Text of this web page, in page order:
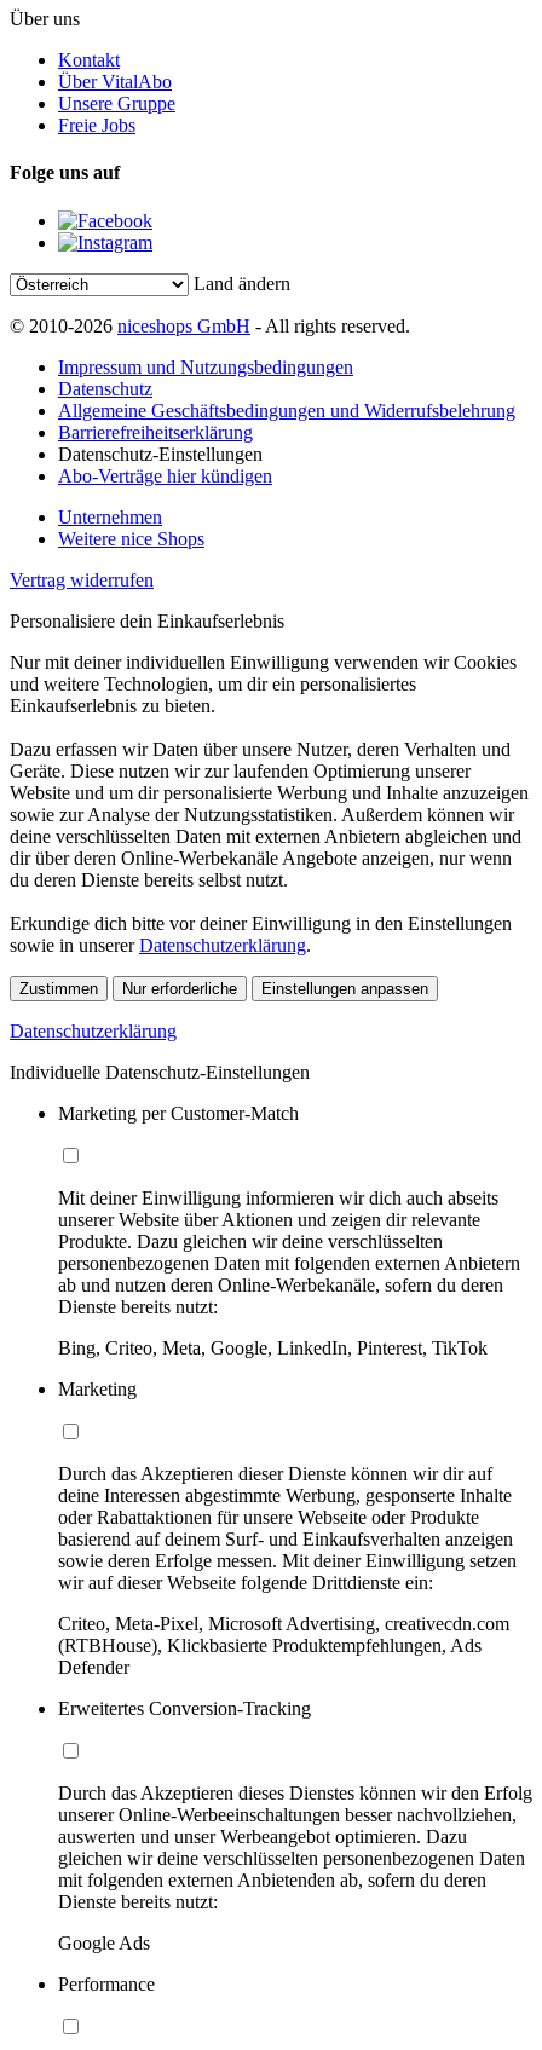
Über uns
Kontakt
Über VitalAbo
Unsere Gruppe
Freie Jobs
Folge uns auf
Land ändern
© 2010-2026 niceshops GmbH - All rights reserved.
Impressum und Nutzungsbedingungen
Datenschutz
Allgemeine Geschäftsbedingungen und Widerrufsbelehrung
Barrierefreiheitserklärung
Datenschutz-Einstellungen
Abo-Verträge hier kündigen
Unternehmen
Weitere nice Shops
Vertrag widerrufen
Personalisiere dein Einkaufserlebnis
Nur mit deiner individuellen Einwilligung verwenden wir Cookies
und weitere Technologien, um dir ein personalisiertes
Einkaufserlebnis zu bieten.
Dazu erfassen wir Daten über unsere Nutzer, deren Verhalten und
Geräte. Diese nutzen wir zur laufenden Optimierung unserer
Website und um dir personalisierte Werbung und Inhalte anzuzeigen
sowie zur Analyse der Nutzungsstatistiken. Außerdem können wir
deine verschlüsselten Daten mit externen Anbietern abgleichen und
dir über deren Online-Werbekanäle Angebote anzeigen, nur wenn
du deren Dienste bereits selbst nutzt.
Erkundige dich bitte vor deiner Einwilligung in den Einstellungen
sowie in unsererDatenschutzerklärung.
Zustimmen Nur erforderliche Einstellungen anpassen
Datenschutzerklärung
Individuelle Datenschutz-Einstellungen
Marketing per Customer-Match
Mit deiner Einwilligung informieren wir dich auch abseits
unserer Website über Aktionen und zeigen dir relevante
Produkte. Dazu gleichen wir deine verschlüsselten
personenbezogenen Daten mit folgenden externen Anbietern
ab und nutzen deren Online-Werbekanäle, sofern du deren
Dienste bereits nutzt:
Bing, Criteo, Meta, Google, LinkedIn, Pinterest, TikTok
Marketing
Durch das Akzeptieren dieser Dienste können wir dir auf
deine Interessen abgestimmte Werbung, gesponserte Inhalte
oder Rabattaktionen für unsere Webseite oder Produkte
basierend auf deinem Surf- und Einkaufsverhalten anzeigen
sowie deren Erfolge messen. Mit deiner Einwilligung setzen
wir auf dieser Webseite folgende Drittdienste ein:
Criteo, Meta-Pixel, Microsoft Advertising, creativecdn.com
(RTBHouse), Klickbasierte Produktempfehlungen, Ads
Defender
Erweitertes Conversion-Tracking
Durch das Akzeptieren dieses Dienstes können wir den Erfolg
unserer Online-Werbeeinschaltungen besser nachvollziehen,
auswerten und unser Werbeangebot optimieren. Dazu
gleichen wir deine verschlüsselten personenbezogenen Daten
mit folgenden externen Anbietenden ab, sofern du deren
Dienste bereits nutzt:
Google Ads
Performance